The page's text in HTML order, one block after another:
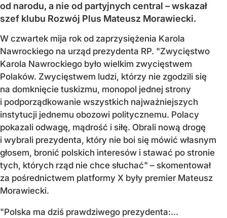
od narodu, a nie od partyjnych central – wskazał
szef klubu Rozwój Plus Mateusz Morawiecki.
W czwartek mija rok od zaprzysiężenia Karola
Nawrockiego na urząd prezydenta RP. "Zwycięstwo
Karola Nawrockiego było wielkim zwycięstwem
Polaków. Zwycięstwem ludzi, którzy nie zgodzili się
na domknięcie tuskizmu, monopol jednej strony
i podporządkowanie wszystkich najważniejszych
instytucji jednemu obozowi politycznemu. Polacy
pokazali odwagę, mądrość i siłę. Obrali nową drogę
i wybrali prezydenta, który nie boi się mówić własnym
głosem, bronić polskich interesów i stawać po stronie
tych, których rząd nie chce słuchać" – skomentował
za pośrednictwem platformy X były premier Mateusz
Morawiecki.
"Polska ma dziś prawdziwego prezydenta:...